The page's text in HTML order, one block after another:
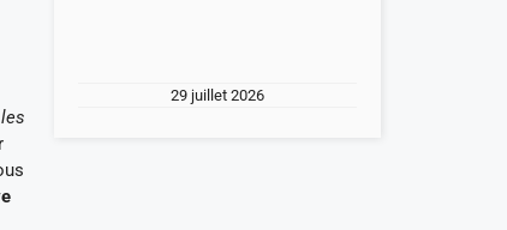
29 juillet 2026